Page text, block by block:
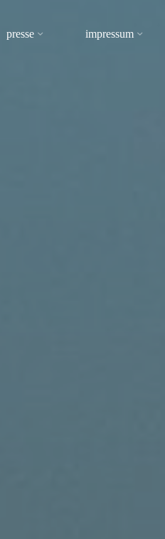
presse impressum